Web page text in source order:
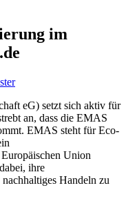
im
eG) setzt sich aktiv für
an, dass die EMAS
EMAS steht für Eco-
Union
ihre
Handeln zu